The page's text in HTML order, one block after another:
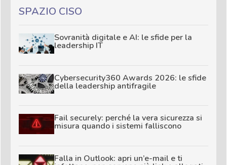
SPAZIO CISO
Sovranità digitale e AI: le sfide per la
leadership IT
Cybersecurity360 Awards 2026: le sfide
della leadership antifragile
Fail securely: perché la vera sicurezza si
misura quando i sistemi falliscono
Falla in Outlook: apri un’e-mail e ti